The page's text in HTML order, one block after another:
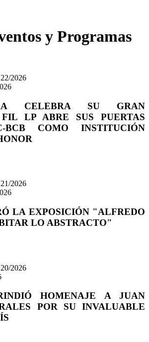
y Programas
2026
CELEBRA SU GRAN
FIL LP ABRE SUS PUERTAS
COMO INSTITUCIÓN
2026
LA EXPOSICIÓN "ALFREDO
LO ABSTRACTO"
2026
HOMENAJE A JUAN
POR SU INVALUABLE